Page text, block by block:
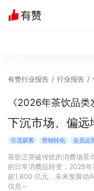
有赞说增长
有赞说案例拆解
有赞成功案例
面对面聊增长
有赞春季发布会
有赞行业报告 / 行业报告 /
《2026年茶饮品类
下沉市场、偏远
引流获客 营销转化 会员运
茶饮正突破传统的消费场景
的日常消费品转变，2025
超1,800 亿元。未来发展动
信息～